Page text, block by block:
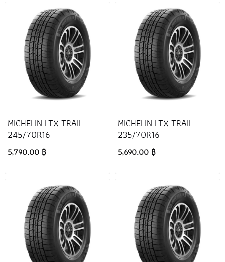
MICHELIN LTX TRAIL
245/70R16
5,790.00 ฿
MICHELIN LTX TRAIL
235/70R16
5,690.00 ฿